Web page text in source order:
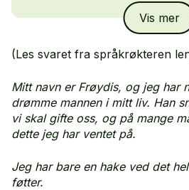
er fast blogger på PR-prat.
Vis mer
(Les svaret fra språkrøkteren
Mitt navn er Frøydis, og jeg har
drømme mannen i mitt liv. Han
vi skal gifte oss, og på mange
dette jeg har ventet på.
Jeg har bare en hake ved det
føtter.